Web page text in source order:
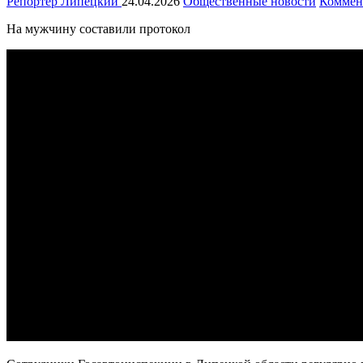
На мужчину составили протокол